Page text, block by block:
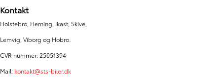
Kontakt
Holstebro, Herning, Ikast, Skive,
Lemvig, Viborg og Hobro.
CVR nummer: 25051394
Mail: kontakt@sts-biler.dk